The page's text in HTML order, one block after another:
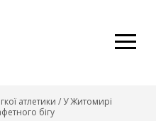
атлетики /У Житомирі
бігу